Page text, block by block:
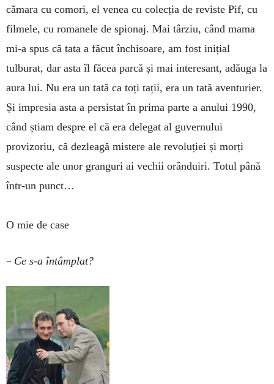
cămara cu comori, el venea cu colecția de reviste Pif, cu
filmele, cu romanele de spionaj. Mai târziu, când mama
mi-a spus că tata a făcut închisoare, am fost inițial
tulburat, dar asta îl făcea parcă și mai interesant, adăuga la
aura lui. Nu era un tată ca toți tații, era un tată aventurier.
Și impresia asta a persistat în prima parte a anului 1990,
când știam despre el că era delegat al guvernului
provizoriu, că dezleagă mistere ale revoluției și morți
suspecte ale unor granguri ai vechii orânduiri. Totul până
într-un punct…
O mie de case
– Ce s-a întâmplat?